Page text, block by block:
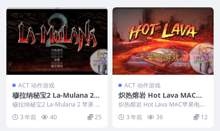
ACT 动作游戏
穆拉纳秘宝2 La-Mulana 2
苹果 MAC电脑游戏 原生中文
版
穆拉纳秘宝2 La-Mulana 2 苹果 M
AC电脑游戏 原生中文版 &nbs...
3 年前 40 25
ACT 动作游戏
炽热熔岩 Hot Lava MAC苹
果电脑游戏 原生中文版 支持
11 12 13 14
炽热熔岩 Hot Lava MAC苹果电脑
游戏 原生中文版 支持11 12 13...
3 年前 36 12